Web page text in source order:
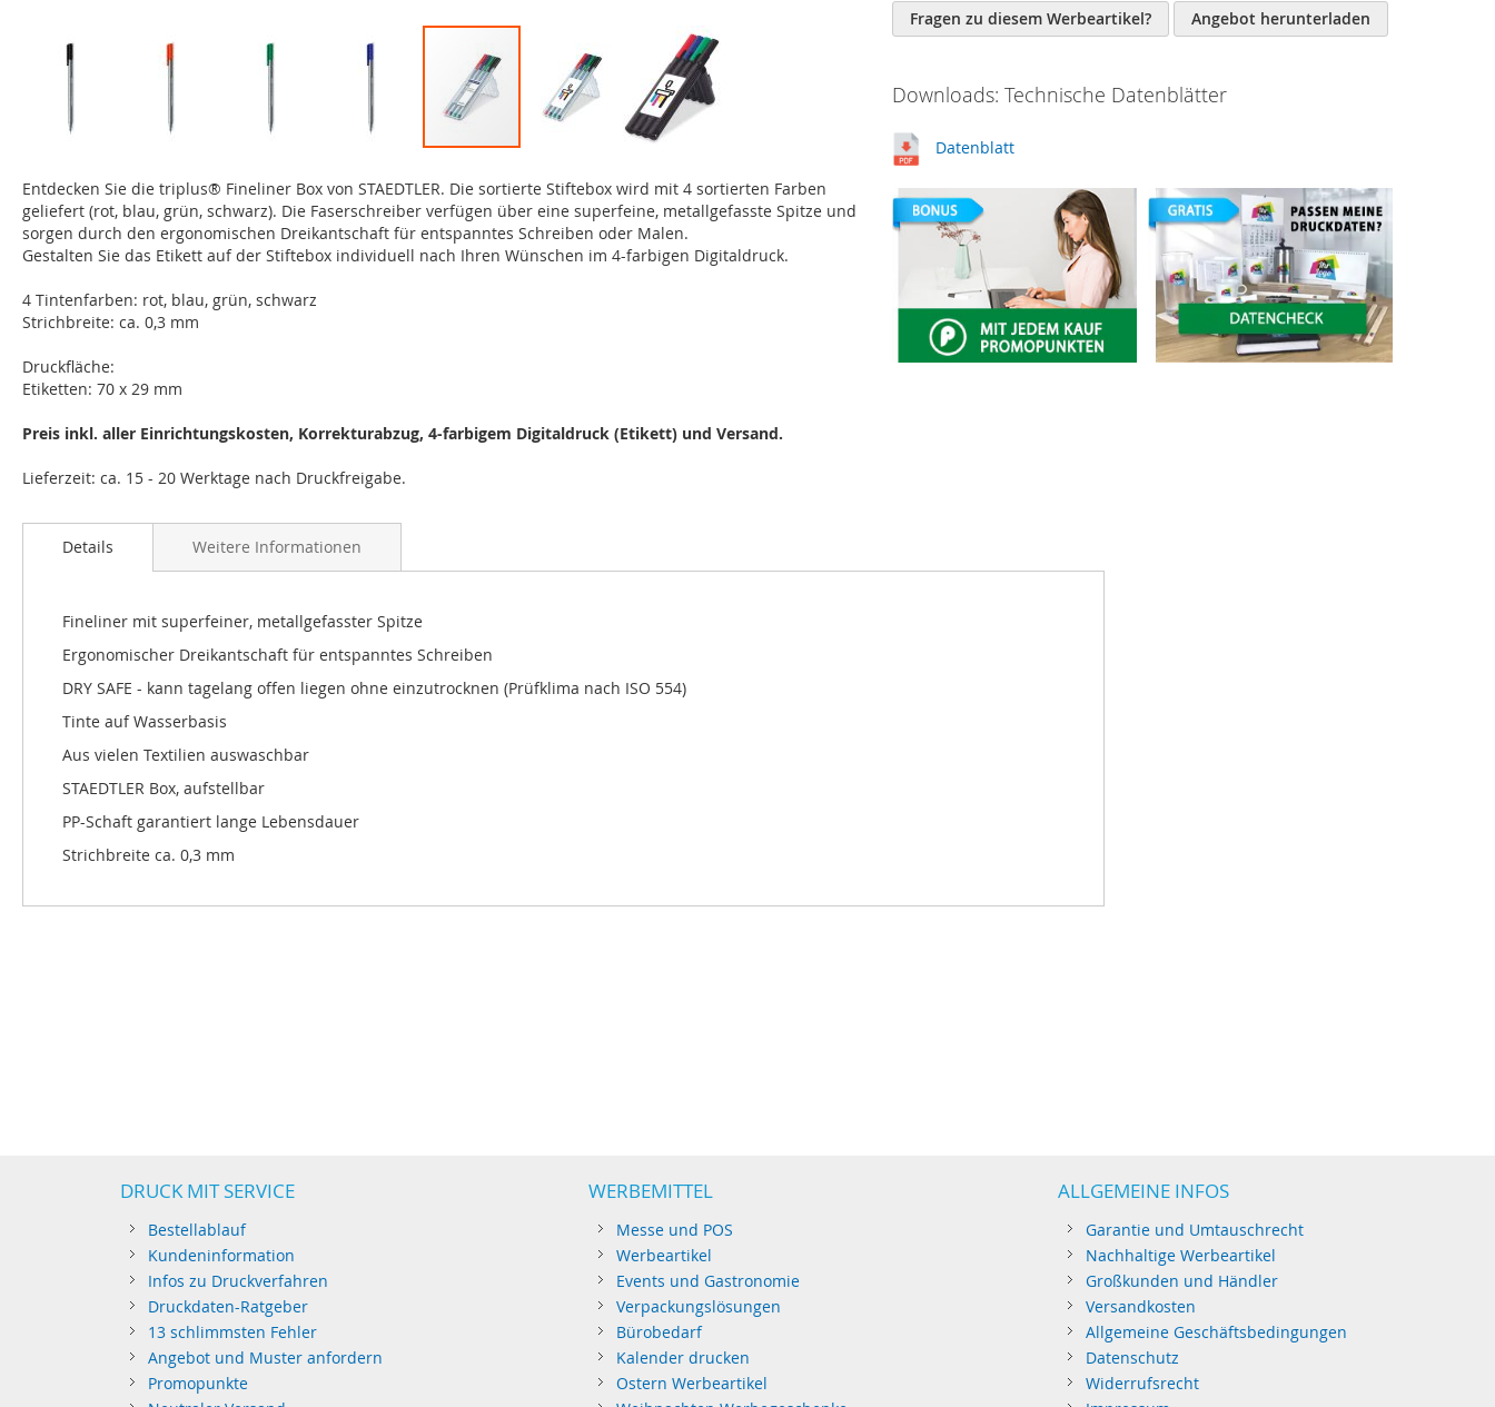
Fragen zu diesem Werbeartikel? Angebot herunterladen
Downloads: Technische Datenblätter
Datenblatt
Anfang
der
Bildgalerie
springen
Entdecken Sie die triplus® Fineliner Box von STAEDTLER. Die sortierte Stiftebox wird mit 4 sortierten Farben
geliefert (rot, blau, grün, schwarz). Die Faserschreiber verfügen über eine superfeine, metallgefasste Spitze und
sorgen durch den ergonomischen Dreikantschaft für entspanntes Schreiben oder Malen.
Gestalten Sie das Etikett auf der Stiftebox individuell nach Ihren Wünschen im 4-farbigen Digitaldruck.
4 Tintenfarben: rot, blau, grün, schwarz
Strichbreite: ca. 0,3 mm
Druckfläche:
Etiketten: 70 x 29 mm
Preis inkl. aller Einrichtungskosten, Korrekturabzug, 4-farbigem Digitaldruck (Etikett) und Versand.
Details
Fineliner mit superfeiner, metallgefasster Spitze
Ergonomischer Dreikantschaft für entspanntes Schreiben
DRY SAFE - kann tagelang offen liegen ohne einzutrocknen (Prüfklima nach ISO 554)
Tinte auf Wasserbasis
Aus vielen Textilien auswaschbar
STAEDTLER Box, aufstellbar
PP-Schaft garantiert lange Lebensdauer
Strichbreite ca. 0,3 mm
Weitere Informationen
DRUCK MIT SERVICE
Bestellablauf
Kundeninformation
Infos zu Druckverfahren
Druckdaten-Ratgeber
13 schlimmsten Fehler
Angebot und Muster anfordern
Promopunkte
WERBEMITTEL
Messe und POS
Werbeartikel
Events und Gastronomie
Verpackungslösungen
Bürobedarf
Kalender drucken
Ostern Werbeartikel
ALLGEMEINE INFOS
Garantie und Umtauschrecht
Nachhaltige Werbeartikel
Großkunden und Händler
Versandkosten
Allgemeine Geschäftsbedingungen
Datenschutz
Widerrufsrecht